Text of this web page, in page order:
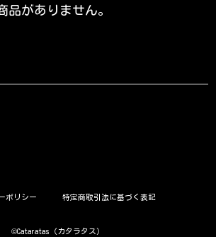
品がありません。
ポリシー 特定商取引法に基づく表記
©︎Cataratas（カタラタス）